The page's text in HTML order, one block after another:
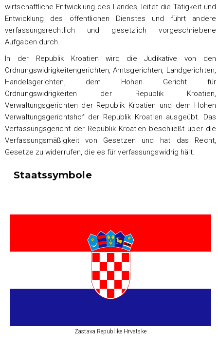
wirtschaftliche Entwicklung des Landes, leitet die Tätigkeit und
Entwicklung des öffentlichen Dienstes und führt andere
verfassungsrechtlich und gesetzlich vorgeschriebene
Aufgaben durch.
In der Republik Kroatien wird die Judikative von den
Ordnungswidrigkeitengerichten, Amtsgerichten, Landgerichten,
Handelsgerichten, dem Hohen Gericht für
Ordnungswidrigkeiten der Republik Kroatien,
Verwaltungsgerichten der Republik Kroatien und dem Hohen
Verwaltungsgerichtshof der Republik Kroatien ausgeübt. Das
Verfassungsgericht der Republik Kroatien beschließt über die
Verfassungsmäßigkeit von Gesetzen und hat das Recht,
Gesetze zu widerrufen, die es für verfassungswidrig hält.
Staatssymbole
Zastava Republike Hrvatske